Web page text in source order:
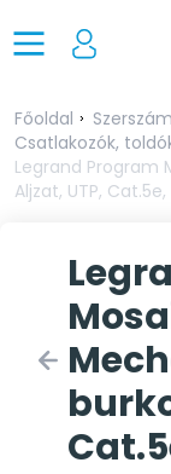
Főoldal
Csatlakozók,
Legrand Program
Aljzat, UTP,